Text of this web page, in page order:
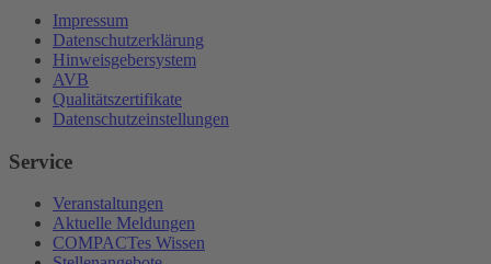
Impressum
Datenschutzerklärung
Hinweisgebersystem
AVB
Qualitätszertifikate
Datenschutzeinstellungen
Service
Veranstaltungen
Aktuelle Meldungen
COMPACTes Wissen